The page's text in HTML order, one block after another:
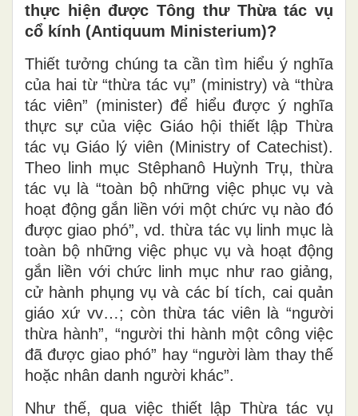
thực hiện được Tông thư Thừa tác vụ
cổ kính (Antiquum Ministerium)?
Thiết tưởng chúng ta cần tìm hiểu ý nghĩa
của hai từ “thừa tác vụ” (ministry) và “thừa
tác viên” (minister) để hiểu được ý nghĩa
thực sự của việc Giáo hội thiết lập Thừa
tác vụ Giáo lý viên (Ministry of Catechist).
Theo linh mục Stêphanô Huỳnh Trụ, thừa
tác vụ là “toàn bộ những việc phục vụ và
hoạt động gắn liền với một chức vụ nào đó
được giao phó”, vd. thừa tác vụ linh mục là
toàn bộ những việc phục vụ và hoạt động
gắn liền với chức linh mục như rao giảng,
cử hành phụng vụ và các bí tích, cai quản
giáo xứ vv…; còn thừa tác viên là “người
thừa hành”, “người thi hành một công việc
đã được giao phó” hay “người làm thay thế
hoặc nhân danh người khác”.
Như thế, qua việc thiết lập Thừa tác vụ